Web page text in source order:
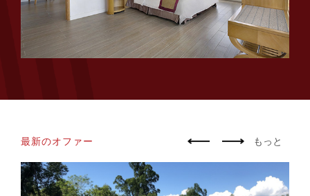
最新のオファー もっと